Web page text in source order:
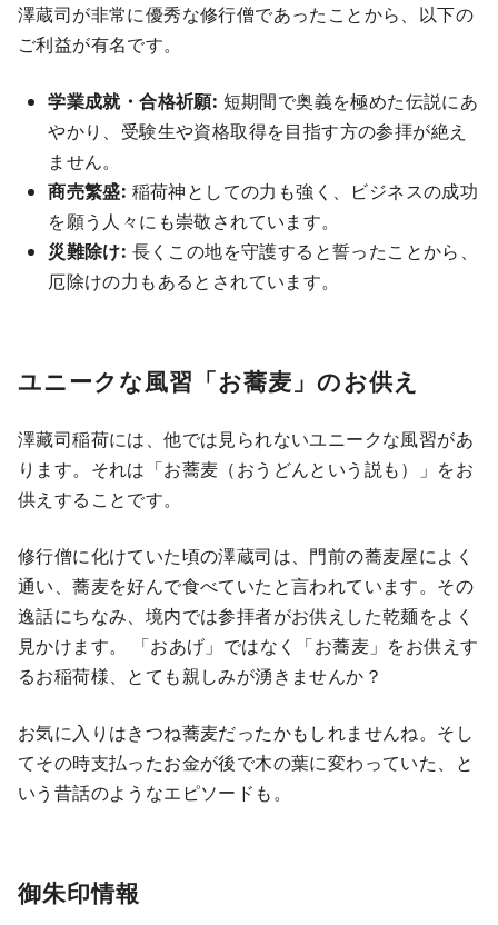
澤蔵司が非常に優秀な修行僧であったことから、以下の
ご利益が有名です。
学業成就・合格祈願: 短期間で奥義を極めた伝説にあ
やかり、受験生や資格取得を目指す方の参拝が絶え
ません。
商売繁盛: 稲荷神としての力も強く、ビジネスの成功
を願う人々にも崇敬されています。
災難除け: 長くこの地を守護すると誓ったことから、
厄除けの力もあるとされています。
ユニークな風習「お蕎麦」のお供え
澤藏司稲荷には、他では見られないユニークな風習があ
ります。それは「お蕎麦（おうどんという説も）」をお
供えすることです。
修行僧に化けていた頃の澤蔵司は、門前の蕎麦屋によく
通い、蕎麦を好んで食べていたと言われています。その
逸話にちなみ、境内では参拝者がお供えした乾麺をよく
見かけます。 「おあげ」ではなく「お蕎麦」をお供えす
るお稲荷様、とても親しみが湧きませんか？
お気に入りはきつね蕎麦だったかもしれませんね。そし
てその時支払ったお金が後で木の葉に変わっていた、と
いう昔話のようなエピソードも。
御朱印情報